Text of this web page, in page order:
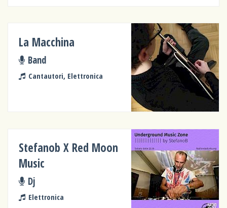
La Macchina
Band
Cantautori, Elettronica
Stefanob X Red Moon
Music
Dj
Elettronica